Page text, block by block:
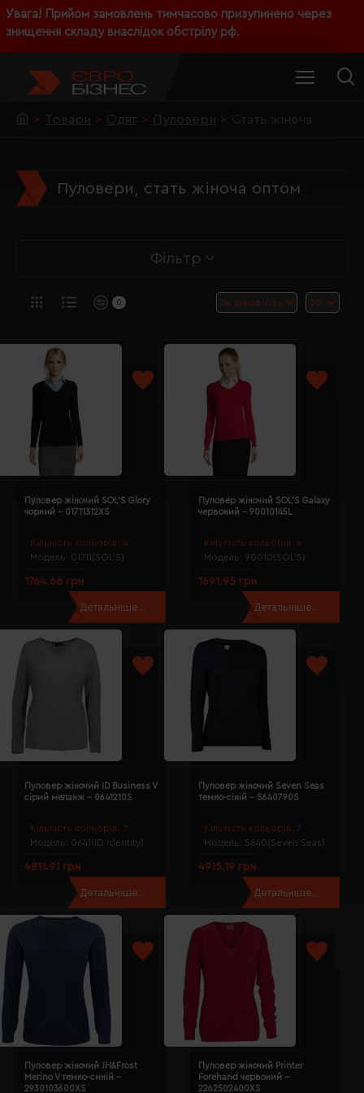
Увага! Прийом замовлень тимчасово призупинено через
знищення складу внаслідок обстрілу рф.
Товари Одяг Пуловери Стать жіноча
Пуловери, стать жіноча оптом
Фільтр
0
Кількість кольорів: 4
Модель: 01711(SOL’S)
Пуловер жіночий SOL'S Glory
чорний - 01711312XS
1764.66 грн
Детальніше...
Кількість кольорів: 4
Модель: 90010(SOL’S)
Пуловер жіночий SOL'S Galaxy
червоний - 90010145L
1691.95 грн
Детальніше...
Кількість кольорів: 3
Модель: 0641(ID identity)
Пуловер жіночий ID Business V
сірий меланж - 0641210S
4811.91 грн
Детальніше...
Кількість кольорів: 7
Модель: S640(Seven Seas)
Пуловер жіночий Seven Seas
темно-сіній - S640790S
4915.19 грн
Детальніше...
Пуловер жіночий JH&Frost
Merino V темно-синій -
2930103600XS
Пуловер жіночий Printer
Forehand червоний -
2262502400XS